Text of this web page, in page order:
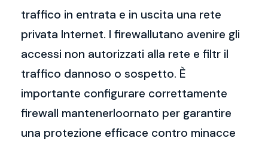
traffico in entrata e in uscita una rete
privata Internet. I firewallutano avenire gli
accessi non autorizzati alla rete e filtr il
traffico dannoso o sospetto. È
importante configurare correttamente
firewall mantenerloornato per garantire
una protezione efficace contro minacce